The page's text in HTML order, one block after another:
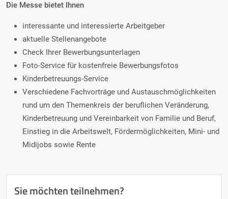
Die Messe bietet Ihnen
interessante und interessierte Arbeitgeber
aktuelle Stellenangebote
Check Ihrer Bewerbungsunterlagen
Foto-Service für kostenfreie Bewerbungsfotos
Kinderbetreuungs-Service
Verschiedene Fachvorträge und Austauschmöglichkeiten
rund um den Themenkreis der beruflichen Veränderung,
Kinderbetreuung und Vereinbarkeit von Familie und Beruf,
Einstieg in die Arbeitswelt, Fördermöglichkeiten, Mini- und
Midijobs sowie Rente
Sie möchten teilnehmen?